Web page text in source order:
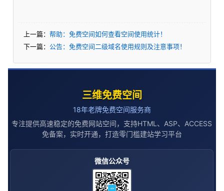
上一篇： 帮助：免费空间如何查看空间使用统计！
下一篇： 公告：免费空间二级域名使用规则及注意事项！
三维免费空间
18年老牌免费空间服务商
专注提供高速稳定的免费网站空间，支持HTML、ASP、ACCESS
免备案，实时开通，打造零门槛建站学习平台
微信公众号